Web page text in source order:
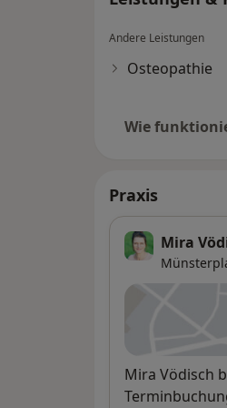
Andere Leistungen
Osteopathie
Wie
Praxis
Mira
Mira Vödisch